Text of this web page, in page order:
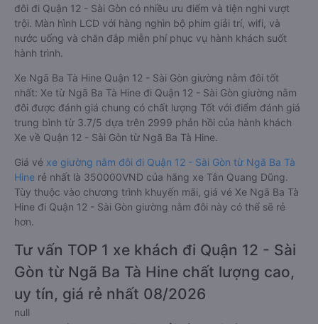
đôi đi Quận 12 - Sài Gòn có nhiều ưu điểm và tiện nghi vượt
trội. Màn hình LCD với hàng nghìn bộ phim giải trí, wifi, và
nước uống và chăn đắp miễn phí phục vụ hành khách suốt
hành trình.
Xe Ngã Ba Tà Hine Quận 12 - Sài Gòn giường nằm đôi tốt
nhất: Xe từ Ngã Ba Tà Hine đi Quận 12 - Sài Gòn giường nằm
đôi được đánh giá chung có chất lượng Tốt với điểm đánh giá
trung bình từ 3.7/5 dựa trên 2999 phản hồi của hành khách
Xe về Quận 12 - Sài Gòn từ Ngã Ba Tà Hine.
Giá vé xe giường nằm đôi đi Quận 12 - Sài Gòn từ Ngã Ba Tà
Hine rẻ nhất là 350000VND của hãng xe Tân Quang Dũng.
Tùy thuộc vào chương trình khuyến mãi, giá vé Xe Ngã Ba Tà
Hine đi Quận 12 - Sài Gòn giường nằm đôi này có thể sẽ rẻ
hơn.
Tư vấn TOP 1 xe khách đi Quận 12 - Sài
Gòn từ Ngã Ba Tà Hine chất lượng cao,
uy tín, giá rẻ nhất 08/2026
null